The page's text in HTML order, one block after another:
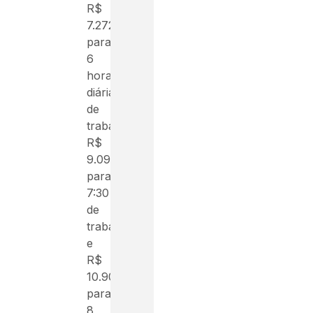
R$
7.272,
para
6
horas
diárias
de
trabalho;
R$
9.090,
para
7:30
de
trabalho;
e
R$
10.908,
para